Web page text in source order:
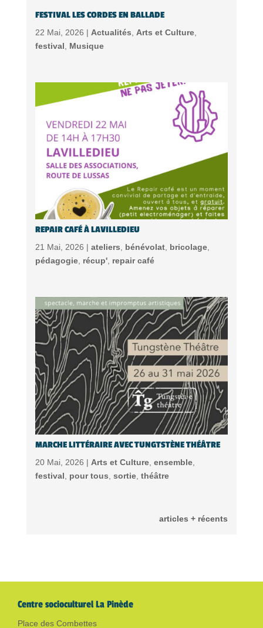
FESTIVAL LES CORDES EN BALLADE
22 Mai, 2026 | Actualités, Arts et Culture,
festival, Musique
REPAIR CAFÉ À LAVILLEDIEU
21 Mai, 2026 | ateliers, bénévolat, bricolage,
pédagogie, récup', repair café
MARCHE LITTÉRAIRE AVEC TUNGTSTÈNE THÉÂTRE
20 Mai, 2026 | Arts et Culture, ensemble,
festival
pour tous sortie, théâtre
articles + récents
Centre socioculturel La Pinède
Place des Combettes